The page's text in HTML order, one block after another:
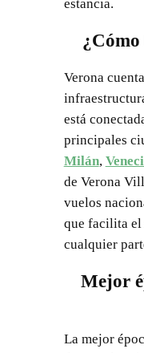
estancia.
Verona
está
principales
Milán,
de Verona
vuelos
que facilita el
cualquier
Mejor
La mejor